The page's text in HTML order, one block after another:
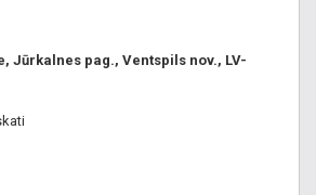
Jūrkalnes pag., Ventspils nov., LV-